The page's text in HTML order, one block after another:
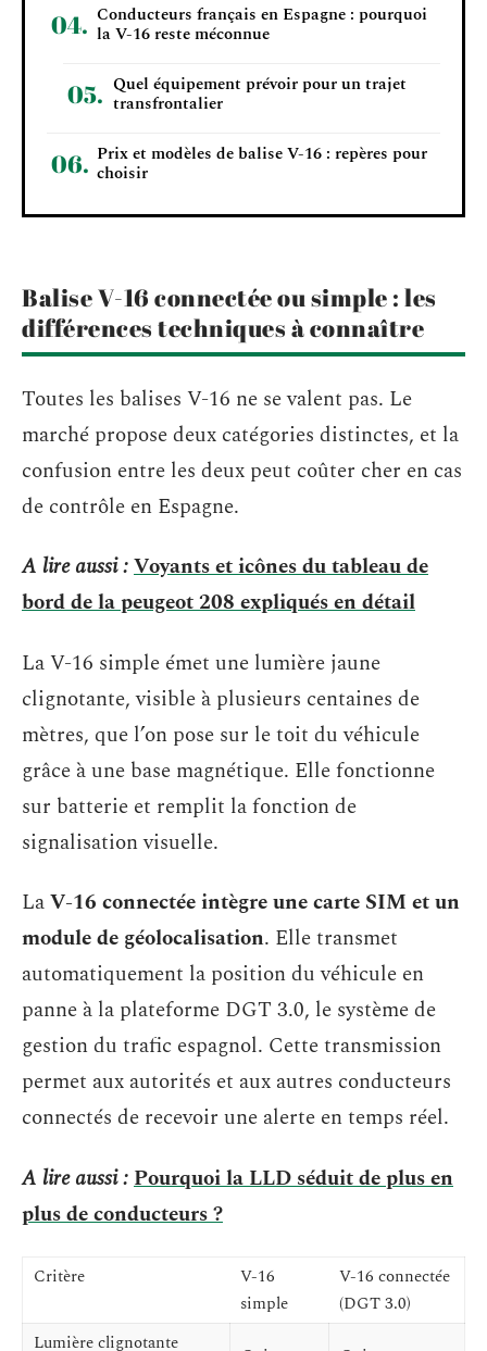
Conducteurs français en Espagne : pourquoi
la V-16 reste méconnue
Quel équipement prévoir pour un trajet
transfrontalier
Prix et modèles de balise V-16 : repères pour
choisir
Balise V-16 connectée ou simple : les
différences techniques à connaître
Toutes les balises V-16 ne se valent pas. Le
marché propose deux catégories distinctes, et la
confusion entre les deux peut coûter cher en cas
de contrôle en Espagne.
A lire aussi :Voyants et icônes du tableau de
bord de la peugeot 208 expliqués en détail
La V-16 simple émet une lumière jaune
clignotante, visible à plusieurs centaines de
mètres, que l’on pose sur le toit du véhicule
grâce à une base magnétique. Elle fonctionne
sur batterie et remplit la fonction de
signalisation visuelle.
LaV-16 connectée intègre une carte SIM et un
module de géolocalisation. Elle transmet
automatiquement la position du véhicule en
panne à la plateforme DGT 3.0, le système de
gestion du trafic espagnol. Cette transmission
permet aux autorités et aux autres conducteurs
connectés de recevoir une alerte en temps réel.
A lire aussi :Pourquoi la LLD séduit de plus en
plus de conducteurs ?
Critère
V-16
simple
V-16 connectée
(DGT 3.0)
Lumière clignotante